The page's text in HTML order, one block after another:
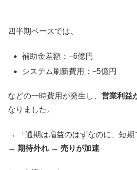
四半期ベースでは、
補助金差額：−6億円
システム刷新費用：−5億円
などの一時費用が発生し、 営業利益
なりました。
→ 「通期は増益のはずなのに、短期
→ 期待外れ → 売りが加速